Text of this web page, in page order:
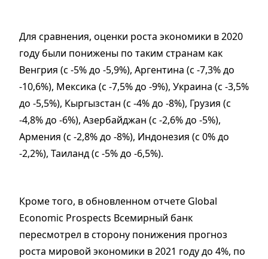
Для сравнения, оценки роста экономики в 2020
году были понижены по таким странам как
Венгрия (с -5% до -5,9%), Аргентина (с -7,3% до
-10,6%), Мексика (с -7,5% до -9%), Украина (с -3,5%
до -5,5%), Кыргызстан (с -4% до -8%), Грузия (с
-4,8% до -6%), Азербайджан (с -2,6% до -5%),
Армения (с -2,8% до -8%), Индонезия (с 0% до
-2,2%), Таиланд (с -5% до -6,5%).
Кроме того, в обновленном отчете Global
Economic Prospects Всемирный банк
пересмотрел в сторону понижения прогноз
роста мировой экономики в 2021 году до 4%, по